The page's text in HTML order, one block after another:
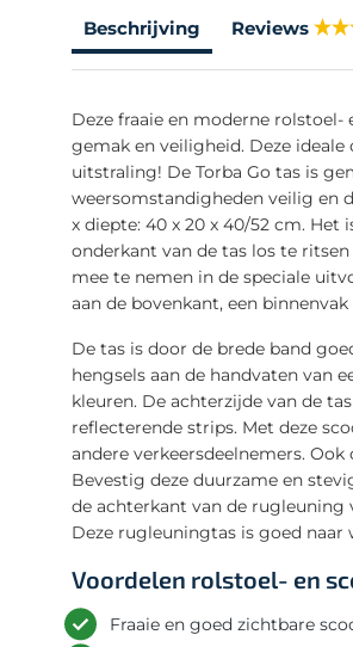
Beschrijving Reviews
Deze fraaie en moderne
gemak en veiligheid. Deze
uitstraling! De Torba Go tas is
weersomstandigheden veilig en
x diepte: 40 x 20 x 40/52 cm. Het
onderkant van de tas los te
mee te nemen in de speciale
aan de bovenkant, een
De tas is door de brede band
hengsels aan de handvaten van
kleuren. De achterzijde van de
reflecterende strips. Met deze
andere verkeersdeelnemers.
Bevestig deze duurzame en
de achterkant van de rugleuning
Deze rugleuningtas is goed naar
Voordelen rolstoel- en
Fraaie en goed zichtbare